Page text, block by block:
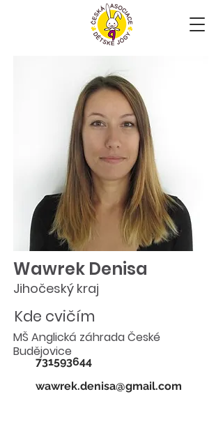
Wawrek Denisa
MŠ Anglická záhrada České
Budějovice
731593644
wawrek.denisa@gmail.com
Jihočeský kraj
Kde cvičím